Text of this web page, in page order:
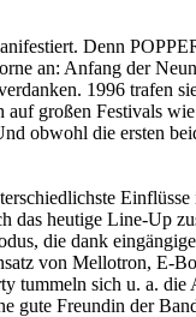
Denn
an: Anfang der
1996 trafen
großen Festivals
obwohl die ersten
das heutige Line-Up
die dank
von Mellotron, E-
tummeln sich u. a.
gute Freundin der